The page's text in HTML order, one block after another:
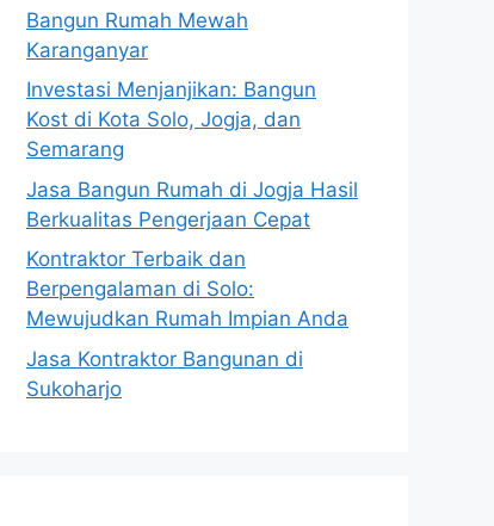
Bangun Rumah Mewah
Karanganyar
Investasi Menjanjikan: Bangun
Kost di Kota Solo, Jogja, dan
Semarang
Jasa Bangun Rumah di Jogja Hasil
Berkualitas Pengerjaan Cepat
Kontraktor Terbaik dan
Berpengalaman di Solo:
Mewujudkan Rumah Impian Anda
Jasa Kontraktor Bangunan di
Sukoharjo